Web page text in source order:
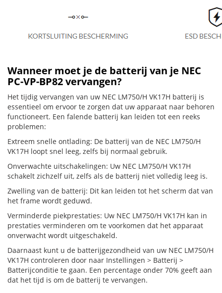
Wanneer moet je de batterij van je NEC
PC-VP-BP82 vervangen?
Het tijdig vervangen van uw NEC LM750/H VK17H batterij is
essentieel om ervoor te zorgen dat uw apparaat naar behoren
functioneert. Een falende batterij kan leiden tot een reeks
problemen:
Extreem snelle ontlading: De batterij van de NEC LM750/H
VK17H loopt snel leeg, zelfs bij normaal gebruik.
Onverwachte uitschakelingen: Uw NEC LM750/H VK17H
schakelt zichzelf uit, zelfs als de batterij niet volledig leeg is.
Zwelling van de batterij: Dit kan leiden tot het scherm dat van
het frame wordt geduwd.
Verminderde piekprestaties: Uw NEC LM750/H VK17H kan in
prestaties verminderen om te voorkomen dat het apparaat
onverwacht wordt uitgeschakeld.
Daarnaast kunt u de batterijgezondheid van uw NEC LM750/H
VK17H controleren door naar Instellingen > Batterij >
Batterijconditie te gaan. Een percentage onder 70% geeft aan
dat het tijd is om de batterij te vervangen.